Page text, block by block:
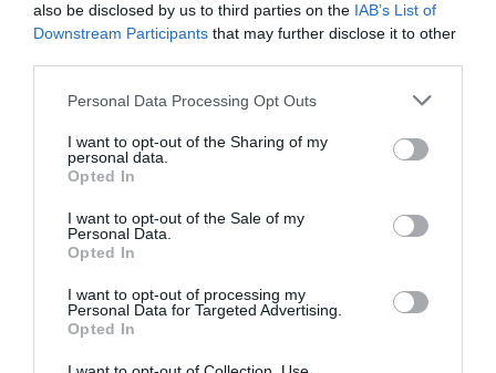
also be disclosed by us to third parties on the IAB’s List of
Downstream Participants that may further disclose it to other
Personal Data Processing Opt Outs
I want to opt-out of the Sharing of my
personal data.
Opted In
I want to opt-out of the Sale of my
Personal Data.
Opted In
I want to opt-out of processing my
Personal Data for Targeted Advertising.
Opted In
El IBEX 35 cerró la sesión del miércoles en
los 20.057 puntos, un nuevo récord
Eulogio López
Ceuta. Nuestra Señora de África:
Eulogio López